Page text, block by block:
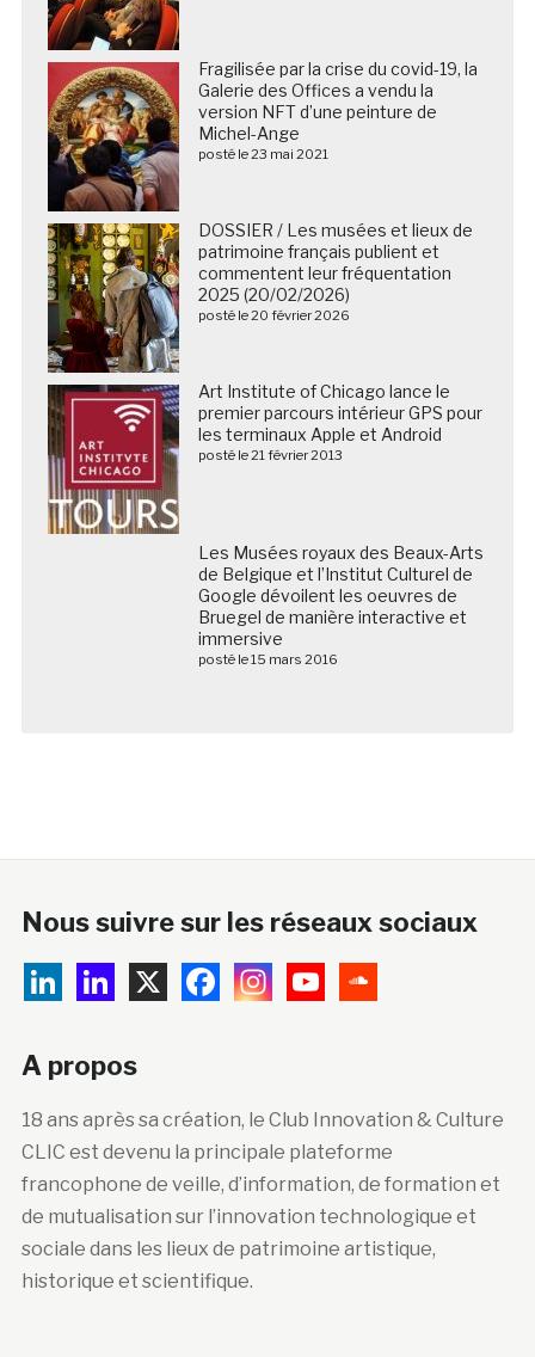
Fragilisée par la crise du covid-19, la
Galerie des Offices a vendu la
version NFT d’une peinture de
Michel-Ange
posté le 23 mai 2021
DOSSIER / Les musées et lieux de
patrimoine français publient et
commentent leur fréquentation
2025 (20/02/2026)
posté le 20 février 2026
Art Institute of Chicago lance le
premier parcours intérieur GPS pour
les terminaux Apple et Android
posté le 21 février 2013
Les Musées royaux des Beaux-Arts
de Belgique et l’Institut Culturel de
Google dévoilent les oeuvres de
Bruegel de manière interactive et
immersive
posté le 15 mars 2016
Nous suivre sur les réseaux sociaux
A propos
18 ans après sa création, le Club Innovation & Culture
CLIC est devenu la principale plateforme
francophone de veille, d’information, de formation et
de mutualisation sur l’innovation technologique et
sociale dans les lieux de patrimoine artistique,
historique et scientifique.